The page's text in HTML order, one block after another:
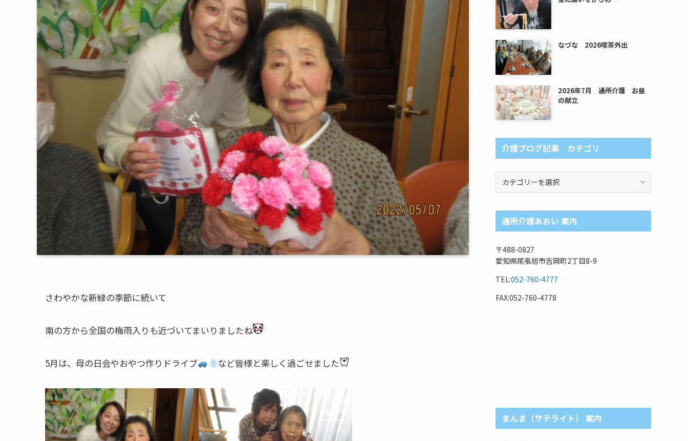
さわやかな新緑の季節に続いて
南の方から全国の梅雨入りも近づいてまいりましたね
5月は、母の日会やおやつ作りドライブ など皆様と楽しく過ごせました
なづな 2026喫茶外出
2026年7月 通所介護 お昼
の献立
介護ブログ記事 カテゴリ
ロ
グ
記
カ
テ
ゴ
通所介護あおい 案内
〒488-0827
愛知県尾張旭市吉岡町2丁目8-9
TEL:052-760-4777
FAX:052-760-4778
まんま（サテライト） 案内